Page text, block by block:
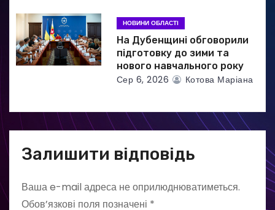
НОВИНИ ОБЛАСТІ
На Дубенщині обговорили
підготовку до зими та
нового навчального року
Сер 6, 2026 Котова Маріана
Залишити відповідь
Ваша e-mail адреса не оприлюднюватиметься.
Обов’язкові поля позначені *